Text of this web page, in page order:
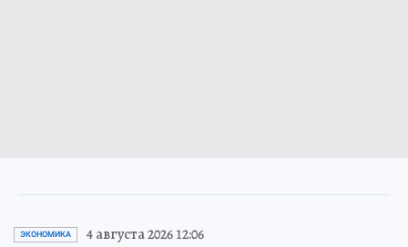
ЭКОНОМИКА 4 августа 2026 12:06